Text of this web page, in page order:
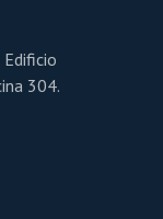
Edificio
304.